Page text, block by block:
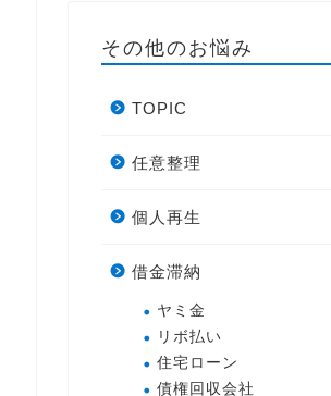
その他のお悩み
TOPIC
任意整理
個人再生
借金滞納
ヤミ金
リボ払い
住宅ローン
債権回収会社